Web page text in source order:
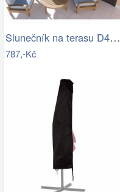
Slunečník na terasu D4163 krémová…
787,-Kč